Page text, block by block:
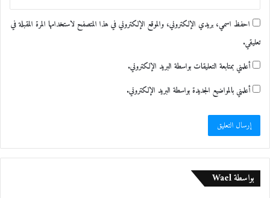
احفظ اسمي، بريدي الإلكتروني، والموقع الإلكتروني في هذا المتصفح لاستخدامها المرة المقبلة في
تعليقي.
أعلمني بمتابعة التعليقات بواسطة البريد الإلكتروني.
أعلمني بالمواضيع الجديدة بواسطة البريد الإلكتروني.
بواسطة Wael